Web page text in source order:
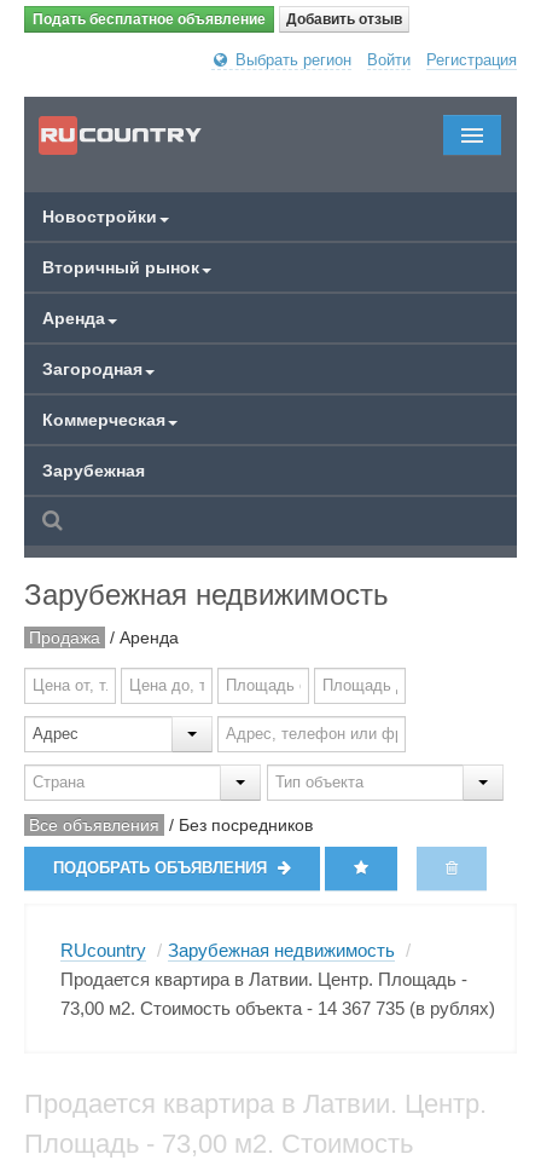
Подать бесплатное объявление Добавить отзыв
Выбрать регион Войти Регистрация
Новостройки
Вторичный рынок
Аренда
Загородная
Коммерческая
Зарубежная
Зарубежная недвижимость
Продажа / Аренда
Все объявления / Без посредников
ПОДОБРАТЬ ОБЪЯВЛЕНИЯ
RUcountry / Зарубежная недвижимость /
Продается квартира в Латвии. Центр. Площадь -
73,00 м2. Стоимость объекта - 14 367 735 (в рублях)
Продается квартира в Латвии. Центр.
Площадь - 73,00 м2. Стоимость